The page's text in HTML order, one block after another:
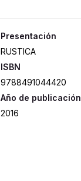
Presentación
RUSTICA
ISBN
9788491044420
Año de publicación
2016